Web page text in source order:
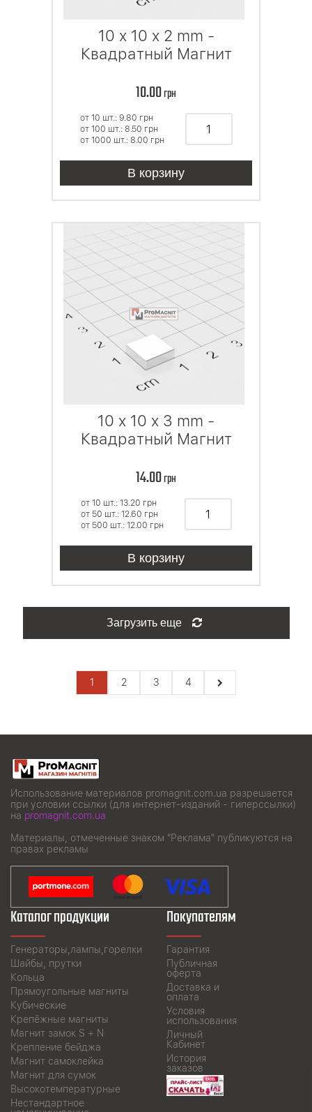
10 x 10 x 2 mm -
Квадратный Магнит
10.00грн
от 10 шт.: 9.80 грн
от 100 шт.: 8.50 грн
от 1000 шт.: 8.00 грн
В корзину
10 x 10 x 3 mm -
Квадратный Магнит
14.00грн
от 10 шт.: 13.20 грн
от 50 шт.: 12.60 грн
от 500 шт.: 12.00 грн
В корзину
Загрузить еще
1 2 3 4
Использование материалов promagnit.com.ua разрешается
при условии ссылки (для интернет-изданий - гиперссылки)
на promagnit.com.ua
Материалы, отмеченные знаком "Реклама" публикуются на
правах рекламы
Каталог продукции
Генераторы,лампы,горелки
Шайбы, прутки
Кольца
Прямоугольные магниты
Кубические
Крепёжные магниты
Магнит замок S + N
Крепление бейджа
Магнит самоклейка
Магнит для сумок
Высокотемпературные
Нестандартное
Покупателям
Гарантия
Публичная
оферта
Доставка и
оплата
Условия
использования
Личный
Кабинет
История
заказов